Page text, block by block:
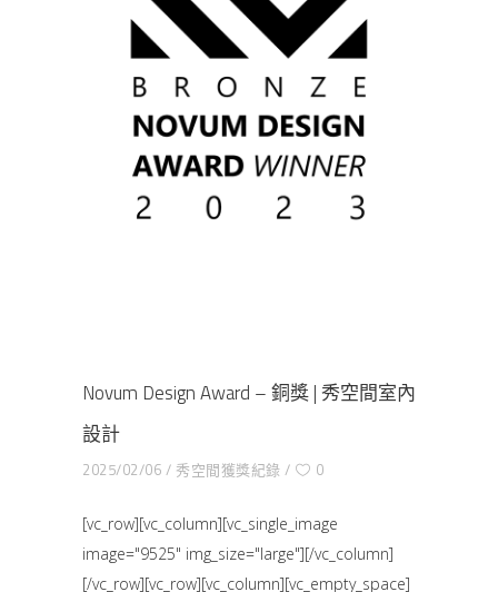
Novum Design Award – 銅獎 | 秀空間室內
設計
2025/02/06 秀空間獲獎紀錄 0
[vc_row][vc_column][vc_single_image
image="9525" img_size="large"][/vc_column]
[/vc_row][vc_row][vc_column][vc_empty_space]